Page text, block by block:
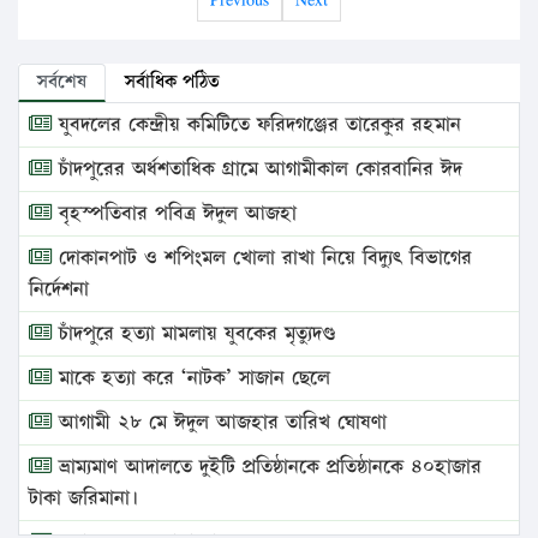
সর্বশেষ সর্বাধিক পঠিত
যুবদলের কেন্দ্রীয় কমিটিতে ফরিদগঞ্জের তারেকুর রহমান
চাঁদপুরের অর্ধশতাধিক গ্রামে আগামীকাল কোরবানির ঈদ
বৃহস্পতিবার পবিত্র ঈদুল আজহা
দোকানপাট ও শপিংমল খোলা রাখা নিয়ে বিদ্যুৎ বিভাগের
নির্দেশনা
চাঁদপুরে হত্যা মামলায় যুবকের মৃত্যুদণ্ড
মাকে হত্যা করে ‘নাটক’ সাজান ছেলে
আগামী ২৮ মে ঈদুল আজহার তারিখ ঘোষণা
ভ্রাম্যমাণ আদালতে দুইটি প্রতিষ্ঠানকে প্রতিষ্ঠানকে ৪০হাজার
টাকা জরিমানা।